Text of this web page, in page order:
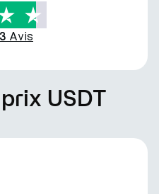
Avis
USDT